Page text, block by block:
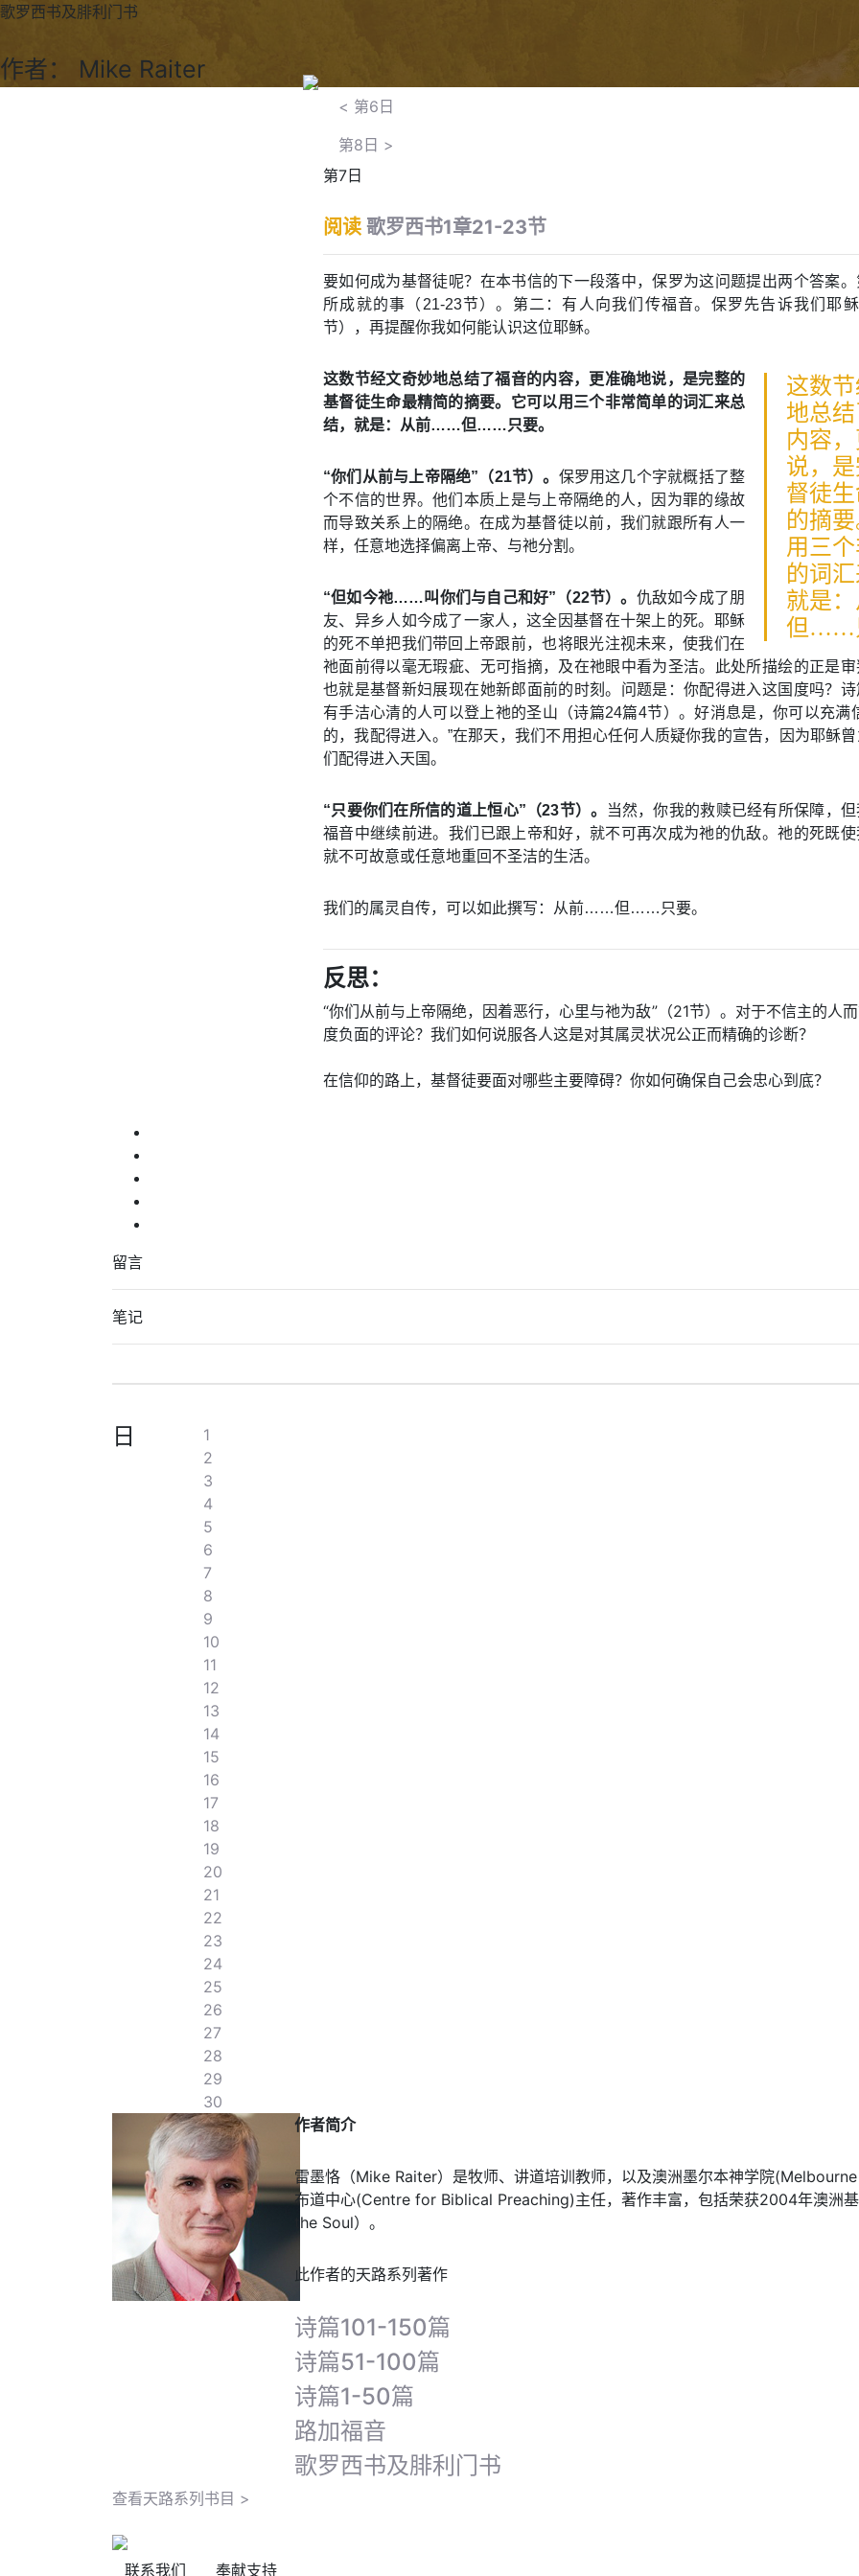
歌罗西书及腓利门书
作者： Mike Raiter
< 第6日
第8日 >
第7日
阅读 歌罗西书1章21-23节
要如何成为基督徒呢？在本书信的下一段落中，保罗为这问题提出两个答案
所成就的事（21-23节）。第二：有人向我们传福音。保罗先告诉我们耶
节），再提醒你我如何能认识这位耶稣。
这数
地总
内容
说，
督徒
的摘
用三
的词汇
就是
但……
这数节经文奇妙地总结了福音的内容，更准确地说，是完整的
基督徒生命最精简的摘要。它可以用三个非常简单的词汇来总
结，就是：从前……但……只要。
“你们从前与上帝隔绝”（21节）。 保罗用这几个字就概括了整
个不信的世界。他们本质上是与上帝隔绝的人，因为罪的缘故
而导致关系上的隔绝。在成为基督徒以前，我们就跟所有人一
样，任意地选择偏离上帝、与祂分割。
“但如今祂……叫你们与自己和好”（22节）。 仇敌如今成了朋
友、异乡人如今成了一家人，这全因基督在十架上的死。耶稣
的死不单把我们带回上帝跟前，也将眼光注视未来，使我们在
祂面前得以毫无瑕疵、无可指摘，及在祂眼中看为圣洁。此处所描绘的正是审
也就是基督新妇展现在她新郎面前的时刻。问题是：你配得进入这国度吗？
有手洁心清的人可以登上祂的圣山（诗篇24篇4节）。好消息是，你可以充满
的，我配得进入。”在那天，我们不用担心任何人质疑你我的宣告，因为耶稣
们配得进入天国。
“只要你们在所信的道上恒心”（23节）。
当然，你我的救赎已经有所保障，
福音中继续前进。我们已跟上帝和好，就不可再次成为祂的仇敌。祂的死既使
就不可故意或任意地重回不圣洁的生活。
我们的属灵自传，可以如此撰写：从前……但……只要。
反思：
“你们从前与上帝隔绝，因着恶行，心里与祂为敌”（21节）。对于不信主的人
度负面的评论？我们如何说服各人这是对其属灵状况公正而精确的诊断？
在信仰的路上，基督徒要面对哪些主要障碍？你如何确保自己会忠心到底？
留言
笔记
日
1
2
3
4
5
6
7
8
9
10
11
12
13
14
15
16
17
18
19
20
21
22
23
24
25
26
27
28
29
30
作者简介
雷墨恪（Mike Raiter）是牧师、讲道培训教师，以及澳洲墨尔本神学院
布道中心(Centre for Biblical Preaching)主任，著作丰富，包括荣获2004年澳洲
the Soul）。
此作者的天路系列著作
诗篇101-150篇
诗篇51-100篇
诗篇1-50篇
路加福音
歌罗西书及腓利门书
查看天路系列书目 >
联系我们 奉献支持